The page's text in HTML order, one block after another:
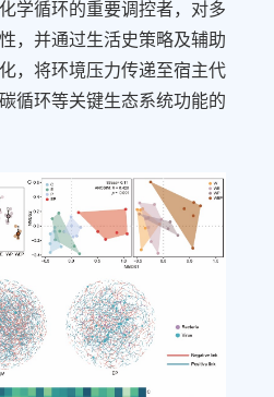
学循环的重要调控者，对多
，并通过生活史策略及辅助
，将环境压力传递至宿主代
循环等关键生态系统功能的